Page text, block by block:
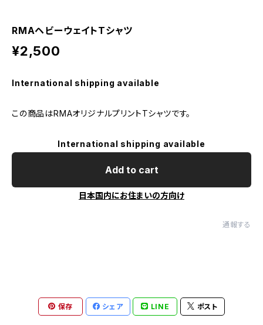
RMAヘビーウェイトTシャツ
¥2,500
International shipping available
この商品はRMAオリジナルプリントTシャツです。
International shipping available
Add to cart
日本国内にお住まいの方向け
通報する
保存 シェア LINE ポスト